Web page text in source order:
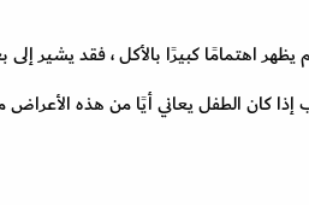
يظهر اهتمامًا كبيرًا بالأكل ، فقد يشير
إذا كان الطفل يعاني أيًا من هذه